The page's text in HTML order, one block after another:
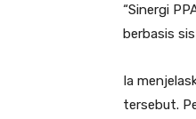
“Sinergi
berbasis
Ia
tersebut.